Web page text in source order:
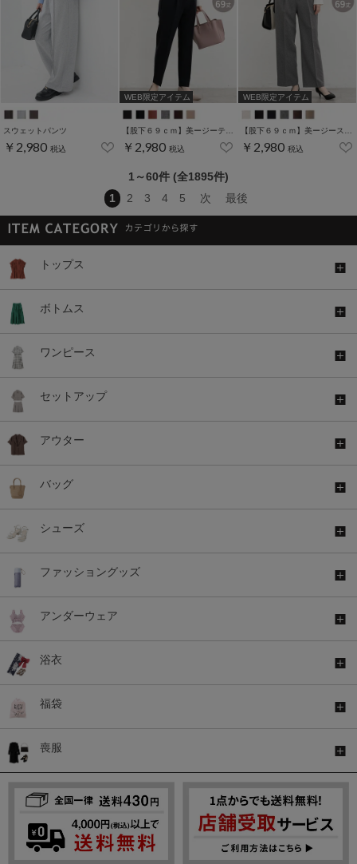
スウェットパンツ
￥2,980 税込
WEB限定アイテム
￥2,980 税込
WEB限定アイテム
￥2,980 税込
1～60件 (全1895件)
1
2 3 4 5 次 最後
トップス
ボトムス
ワンピース
セットアップ
アウター
バッグ
シューズ
ファッショングッズ
アンダーウェア
浴衣
福袋
喪服